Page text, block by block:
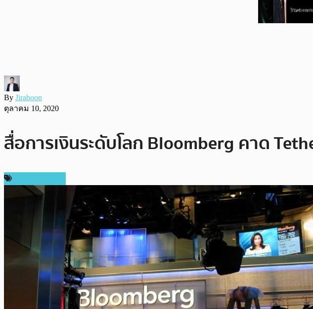
By Jiraboon
ตุลาคม 10, 2020
สื่อการเงินระดับโลก Bloomberg คาด